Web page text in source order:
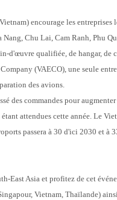
encourage les entreprises
Nang, Chu Lai, Cam Ranh, Phu
d'œuvre qualifiée, de hangar,
(VAECO), une seule
des avions.
des commandes pour
attendues cette année. Le
passera à 30 d'ici 2030 et
East Asia et profitez de cet
Vietnam, Thaïlande)